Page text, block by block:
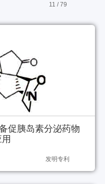
11 / 79
促胰岛素分泌药物
发明专利